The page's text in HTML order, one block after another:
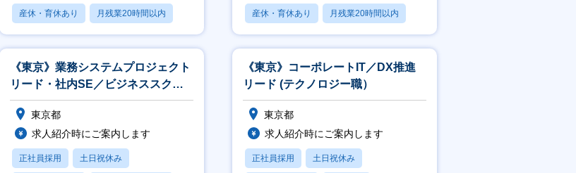
産休・育休あり 月残業20時間以内
賞与あり
産休・育休あり 月残業20時間以内
賞与あり
《東京》業務システムプロジェクト
リード・社内SE／ビジネススクー
ル事業（テクノロジー職）
東京都
求人紹介時にご案内します
正社員採用 土日祝休み
《東京》コーポレートIT／DX推進
リード (テクノロジー職）
東京都
求人紹介時にご案内します
正社員採用 土日祝休み